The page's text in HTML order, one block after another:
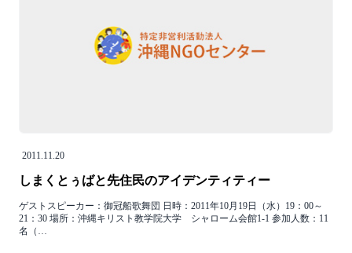
2011.11.20
しまくとぅばと先住民のアイデンティティー
ゲストスピーカー：御冠船歌舞団 日時：2011年10月19日（水）19：00～
21：30 場所：沖縄キリスト教学院大学 シャローム会館1-1 参加人数：11
名（…